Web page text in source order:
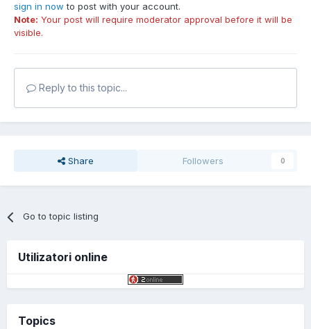
sign in now to post with your account.
Note: Your post will require moderator approval before it will be
visible.
Reply to this topic...
Share Followers 0
Go to topic listing
Utilizatori online
Topics